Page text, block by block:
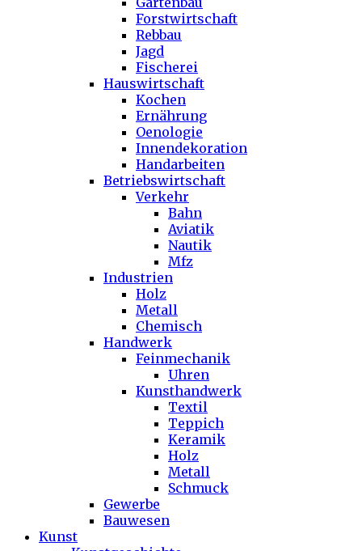
Forstwirtschaft
Rebbau
Jagd
Fischerei
Hauswirtschaft
Kochen
Ernährung
Oenologie
Innendekoration
Handarbeiten
Betriebswirtschaft
Verkehr
Bahn
Aviatik
Nautik
Mfz
Industrien
Holz
Metall
Chemisch
Handwerk
Feinmechanik
Uhren
Kunsthandwerk
Textil
Teppich
Keramik
Holz
Metall
Schmuck
Gewerbe
Bauwesen
Kunst